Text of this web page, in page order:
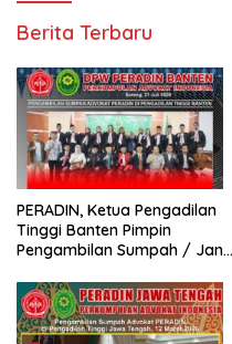
Berita Terbaru
PERADIN, Ketua Pengadilan
Tinggi Banten Pimpin
Pengambilan Sumpah / Janji